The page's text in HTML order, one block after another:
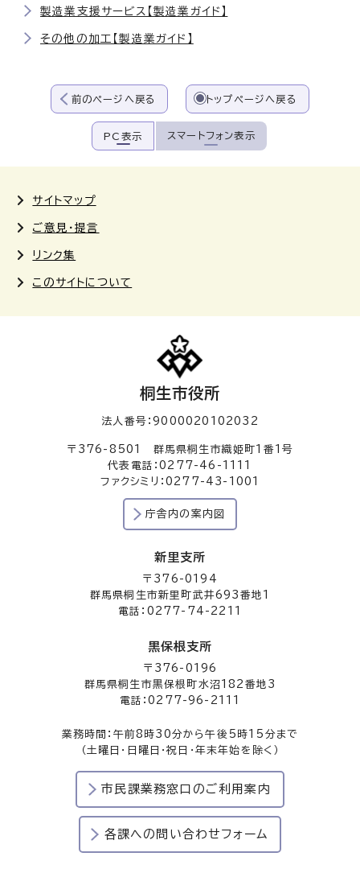
製造業支援サービス【製造業ガイド】
その他の加工【製造業ガイド】
前のページへ戻る トップページへ戻る
PC表示 スマートフォン表示
サイトマップ
ご意見・提言
リンク集
このサイトについて
桐生市役所
法人番号：9000020102032
〒376-8501 群馬県桐生市織姫町1番1号
代表電話：0277-46-1111
ファクシミリ：0277-43-1001
庁舎内の案内図
新里支所
〒376-0194
群馬県桐生市新里町武井693番地1
電話：0277-74-2211
黒保根支所
〒376-0196
群馬県桐生市黒保根町水沼182番地3
電話：0277-96-2111
業務時間：午前8時30分から午後5時15分まで
（土曜日・日曜日・祝日・年末年始を除く）
市民課業務窓口のご利用案内
各課への問い合わせフォーム